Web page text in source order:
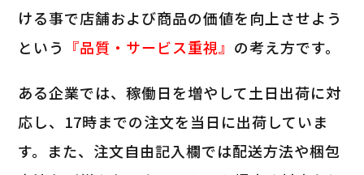
ける事で店舗および商品の価値を向上させよう
という 『品質・サービス重視』 の考え方です。
ある企業では、稼働日を増やして土日出荷に対
応し、17時までの注文を当日に出荷していま
す。また、注文自由記入欄では配送方法や梱包